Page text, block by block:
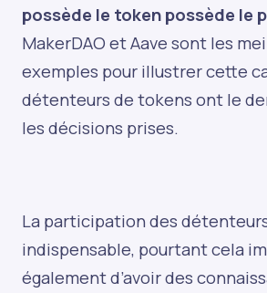
possède le token possède le
MakerDAO et Aave sont les
exemples pour illustrer cette
détenteurs de tokens ont le
les décisions prises.
La participation des
indispensable, pourtant cela
également d’avoir des